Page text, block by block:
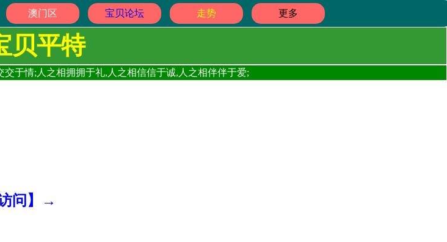
澳门区 宝贝论坛 走势 更多
贝平特
于情;人之相拥拥于礼,人之相信信于诚,人之相伴伴于爱;
问】→